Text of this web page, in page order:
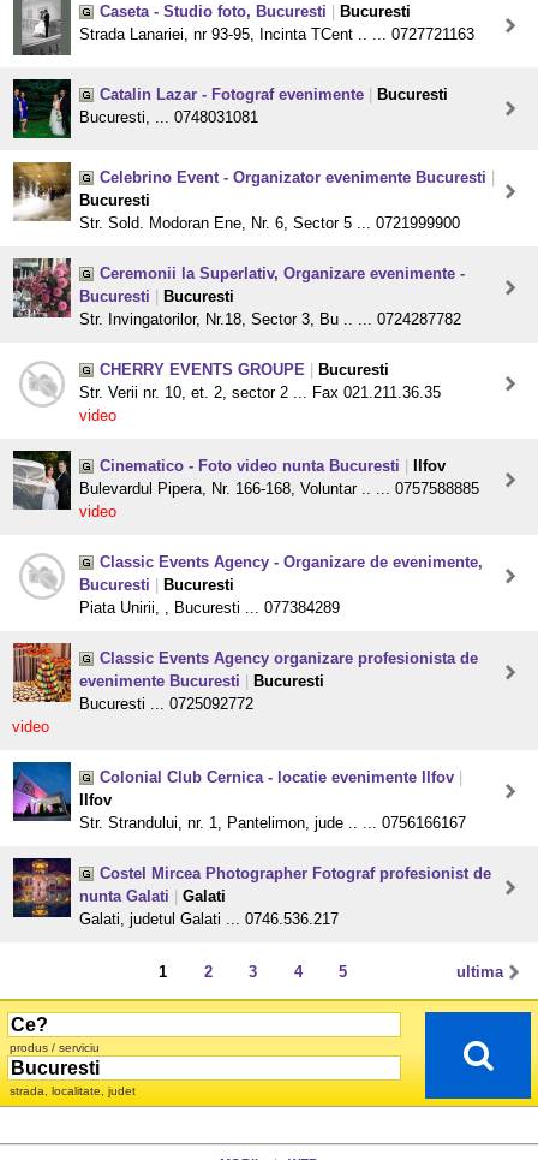
Caseta - Studio foto, Bucuresti
Bucuresti
Strada Lanariei, nr 93-95, Incinta TCent .. ... 0727721163
Catalin Lazar - Fotograf evenimente
Bucuresti
Bucuresti, ... 0748031081
Celebrino Event - Organizator evenimente Bucuresti
Bucuresti
Str. Sold. Modoran Ene, Nr. 6, Sector 5 ... 0721999900
Ceremonii la Superlativ, Organizare evenimente -
Bucuresti
Bucuresti
Str. Invingatorilor, Nr.18, Sector 3, Bu .. ... 0724287782
CHERRY EVENTS GROUPE
Bucuresti
Str. Verii nr. 10, et. 2, sector 2 ... Fax 021.211.36.35
video
Cinematico - Foto video nunta Bucuresti
Ilfov
Bulevardul Pipera, Nr. 166-168, Voluntar .. ... 0757588885
video
Classic Events Agency - Organizare de evenimente,
Bucuresti
Bucuresti
Piata Unirii, , Bucuresti ... 077384289
Classic Events Agency organizare profesionista de
evenimente Bucuresti
Bucuresti
Bucuresti ... 0725092772
video
Colonial Club Cernica - locatie evenimente Ilfov
Ilfov
Str. Strandului, nr. 1, Pantelimon, jude .. ... 0756166167
Costel Mircea Photographer Fotograf profesionist de
nunta Galati
Galati
Galati, judetul Galati ... 0746.536.217
ultima
1 2 3 4 5
produs / serviciu
strada, localitate, judet